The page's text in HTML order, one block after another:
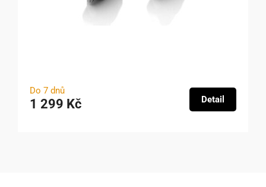
Do 7 dnů
1 299 Kč Detail